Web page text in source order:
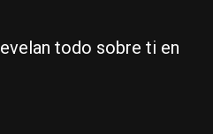
todo sobre ti en